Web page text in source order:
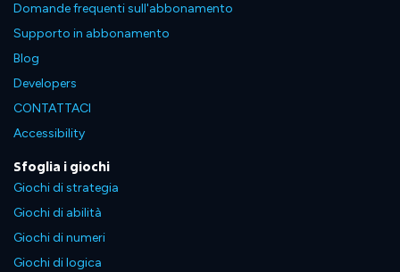
Domande frequenti sull'abbonamento
Supporto in abbonamento
Blog
Developers
CONTATTACI
Accessibility
Sfoglia i giochi
Giochi di strategia
Giochi di abilità
Giochi di numeri
Giochi di logica